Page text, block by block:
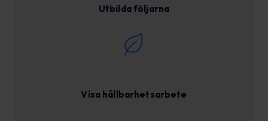
Utbilda följarna
Visa hållbarhetsarbete